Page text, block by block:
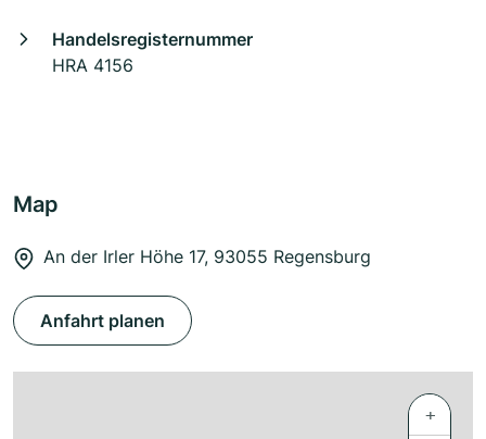
Handelsregisternummer
HRA 4156
Map
An der Irler Höhe 17, 93055 Regensburg
Anfahrt planen
+